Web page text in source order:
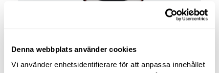
Denna webbplats använder cookies
Vi använder enhetsidentifierare för att anpassa innehållet